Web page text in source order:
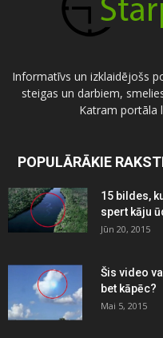
Informatīvs un izklaidējošs
steigas un darbiem,
Katram portāla
POPULĀRĀKIE
15 bildes,
spert kāju
Jūn 20, 2015
Šis video
bet kāpēc?
Mai 5, 2015